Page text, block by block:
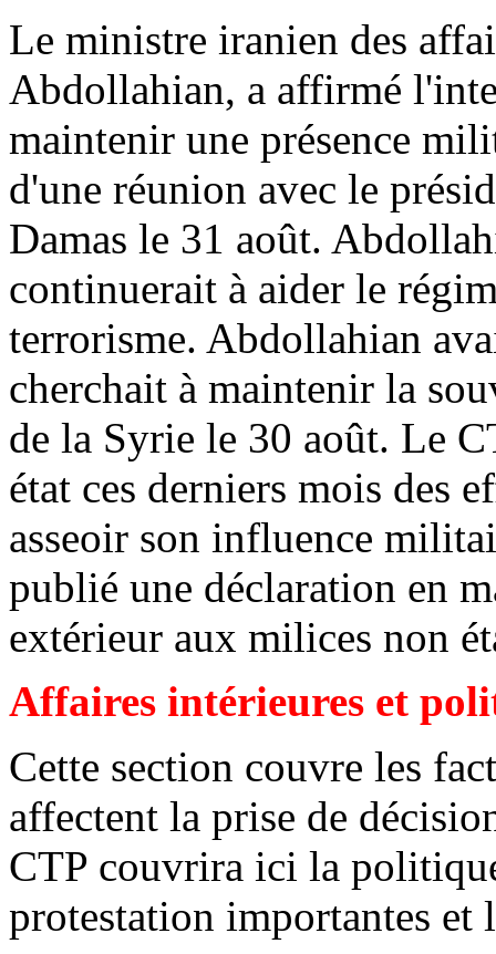
Le ministre iranien des
Abdollahian, a affirmé
maintenir une présence
d'une réunion avec le
Damas le 31 août.
continuerait à aider le
terrorisme. Abdollahian
cherchait à maintenir la
de la Syrie le 30 août. Le
état ces derniers mois des
asseoir son influence
publié une déclaration en
extérieur aux milices non
Affaires intérieures et
Cette section couvre les
affectent la prise de
CTP couvrira ici la
protestation importantes et